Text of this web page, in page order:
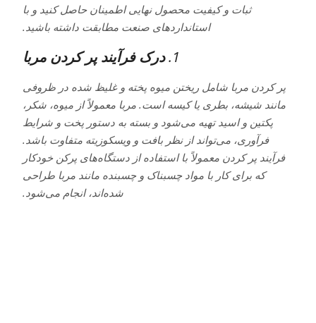
ثبات و کیفیت محصول نهایی اطمینان حاصل کنید و با
استانداردهای صنعت مطابقت داشته باشید.
1. درک فرآیند پر کردن مربا
پر کردن مربا شامل ریختن میوه پخته و غلیظ شده در ظروفی
مانند شیشه، بطری یا کیسه است. مربا معمولاً از میوه، شکر،
پکتین و اسید تهیه می‌شود و بسته به دستور پخت و شرایط
فرآوری، می‌تواند از نظر بافت و ویسکوزیته متفاوت باشد.
فرآیند پر کردن معمولاً با استفاده از دستگاه‌های پرکن خودکار
که برای کار با مواد چسبناک و چسبنده مانند مربا طراحی
شده‌اند، انجام می‌شود.